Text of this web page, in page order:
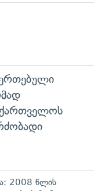
2008 წლის